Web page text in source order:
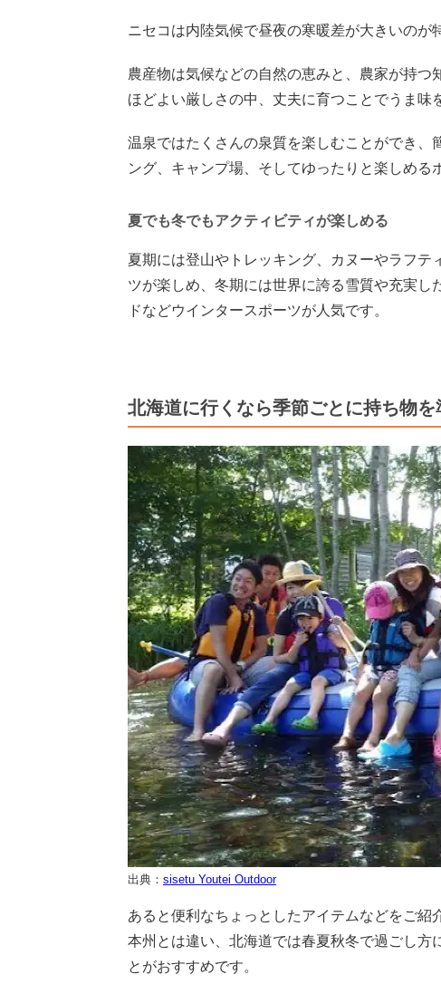
ニセコは内陸気候で昼夜の寒暖差が大きいのが
農産物は気候などの自然の恵みと、農家が持つ
ほどよい厳しさの中、丈夫に育つことでうま味
温泉ではたくさんの泉質を楽しむことができ
ング、キャンプ場、そしてゆったりと楽しめる
夏でも冬でもアクティビティが楽しめる
夏期には登山やトレッキング、カヌーやラフ
ツが楽しめ、冬期には世界に誇る雪質や充実
ドなどウインタースポーツが人気です。
北海道に行くなら季節ごとに持ち物を
出典： sisetu Youtei Outdoor
あると便利なちょっとしたアイテムなどをご紹
本州とは違い、北海道では春夏秋冬で過ごし方
とがおすすめです。